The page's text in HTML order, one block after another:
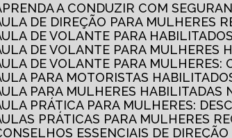
APRENDA A CONDUZIR COM
AULA DE DIREÇÃO PARA MULHERES
AULA DE VOLANTE PARA
AULA DE VOLANTE PARA MULHERES
AULA DE VOLANTE PARA MULHERES:
AULA PARA MOTORISTAS
AULA PARA MULHERES
AULA PRÁTICA PARA MULHERES:
AULAS PRÁTICAS PARA MULHERES
CONSELHOS ESSENCIAIS DE